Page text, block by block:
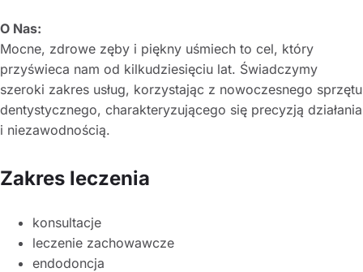
O Nas:
Mocne, zdrowe zęby i piękny uśmiech to cel, który
przyświeca nam od kilkudziesięciu lat. Świadczymy
szeroki zakres usług, korzystając z nowoczesnego sprzętu
dentystycznego, charakteryzującego się precyzją działania
i niezawodnością.
Zakres leczenia
konsultacje
leczenie zachowawcze
endodoncja